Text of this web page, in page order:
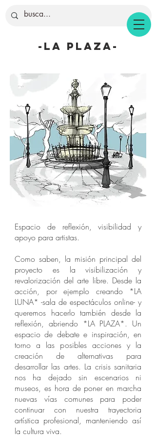
-la plaza-
Espacio de reflexión, visibilidad y
apoyo para artistas.
Como saben, la misión principal del
proyecto es la visibilización y
revalorización del arte libre. Desde la
acción, por ejemplo creando *LA
LUNA* -sala de espectáculos online- y
queremos hacerlo también desde la
reflexión, abriendo *LA PLAZA*. Un
espacio de debate e inspiración, en
torno a las posibles acciones y la
creación de alternativas para
desarrollar las artes. La crisis sanitaria
nos ha dejado sin escenarios ni
museos, es hora de poner en marcha
nuevas vías comunes para poder
continuar con nuestra trayectoria
artística profesional, manteniendo así
la cultura viva.